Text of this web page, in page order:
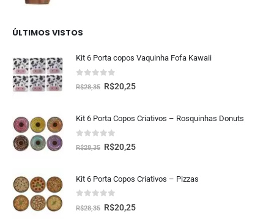
ÚLTIMOS VISTOS
Kit 6 Porta copos Vaquinha Fofa Kawaii
fora de 5
R$28,35 R$20,25
Kit 6 Porta Copos Criativos – Rosquinhas Donuts
fora de 5
R$28,35 R$20,25
Kit 6 Porta Copos Criativos – Pizzas
fora de 5
R$28,35 R$20,25